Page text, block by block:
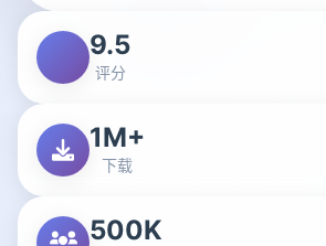
9.5
评分
1M+
下载
500K